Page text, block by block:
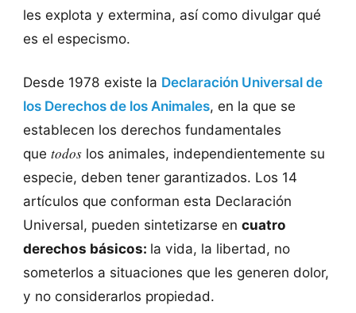
les explota y extermina, así como divulgar qué
es el especismo.
Desde 1978 existe la Declaración Universal de
los Derechos de los Animales, en la que se
establecen los derechos fundamentales
que todoslos animales, independientemente su
especie, deben tener garantizados. Los 14
artículos que conforman esta Declaración
Universal, pueden sintetizarse en cuatro
derechos básicos: la vida, la libertad, no
someterlos a situaciones que les generen dolor,
y no considerarlos propiedad.